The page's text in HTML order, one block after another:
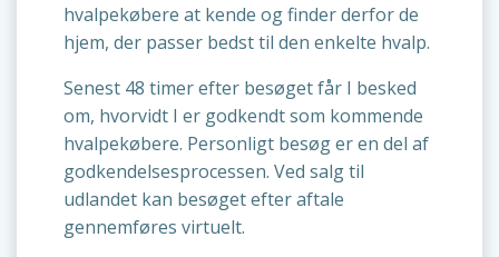
hvalpekøbere at kende og finder derfor de
hjem, der passer bedst til den enkelte hvalp.
Senest 48 timer efter besøget får I besked
om, hvorvidt I er godkendt som kommende
hvalpekøbere. Personligt besøg er en del af
godkendelsesprocessen. Ved salg til
udlandet kan besøget efter aftale
gennemføres virtuelt.